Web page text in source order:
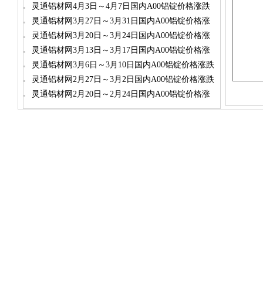
跌幅情况表
灵通铝材网4月3日～4月7日国内A00铝锭价格涨跌
幅情况表
灵通铝材网3月27日～3月31日国内A00铝锭价格涨
跌幅情况表
灵通铝材网3月20日～3月24日国内A00铝锭价格涨
跌幅情况表
灵通铝材网3月13日～3月17日国内A00铝锭价格涨
跌幅情况表
灵通铝材网3月6日～3月10日国内A00铝锭价格涨跌
幅情况表
灵通铝材网2月27日～3月2日国内A00铝锭价格涨跌
幅情况表
灵通铝材网2月20日～2月24日国内A00铝锭价格涨
跌幅情况表